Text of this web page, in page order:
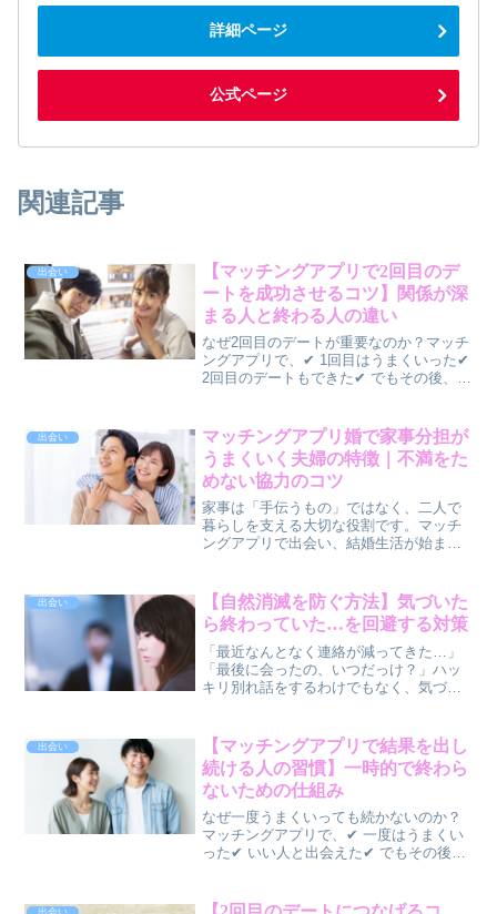
詳細ページ
公式ページ
関連記事
出会い
【マッチングアプリで2回目のデ
ートを成功させるコツ】関係が深
まる人と終わる人の違い
なぜ2回目のデートが重要なのか？マッチ
ングアプリで、✔ 1回目はうまくいった✔
2回目のデートもできた✔ でもその後、関
るか”が決まります1回目は「様子見」2回
目は「...
出会い
マッチングアプリ婚で家事分担が
うまくいく夫婦の特徴｜不満をた
めない協力のコツ
家事は「手伝うもの」ではなく、二人で
暮らしを支える大切な役割です。マッチ
ングアプリで出会い、結婚生活が始まる
気がする…」「相手は手伝ってくれるけ
れど、言わないと動いてく...
出会い
【自然消滅を防ぐ方法】気づいた
ら終わっていた…を回避する対策
「最近なんとなく連絡が減ってきた…」
「最後に会ったの、いつだっけ？」ハッ
キリ別れ話をするわけでもなく、気づい
事では、✅ 自然消滅が起きる原因✅ 危険
な兆候✅ 今すぐでき...
出会い
【マッチングアプリで結果を出し
続ける人の習慣】一時的で終わら
ないための仕組み
なぜ一度うまくいっても続かないのか？
マッチングアプリで、✔ 一度はうまくい
った✔ いい人と出会えた✔ でもその後続
愛がうまくいくそんな人もいます。この